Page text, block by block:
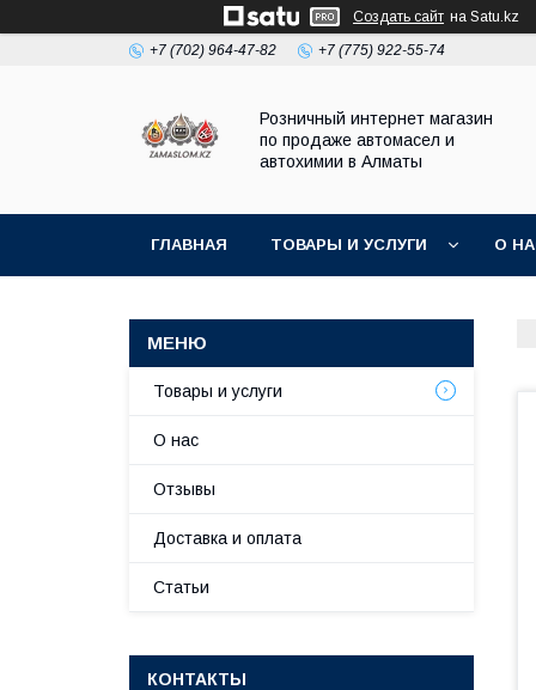
Создать сайт на Satu.kz
+7 (702) 964-47-82 +7 (775) 922-55-74
Розничный интернет магазин
по продаже автомасел и
автохимии в Алматы
ГЛАВНАЯ ТОВАРЫ И УСЛУГИ О
Товары и услуги
О нас
Отзывы
Доставка и оплата
Статьи
КОНТАКТЫ